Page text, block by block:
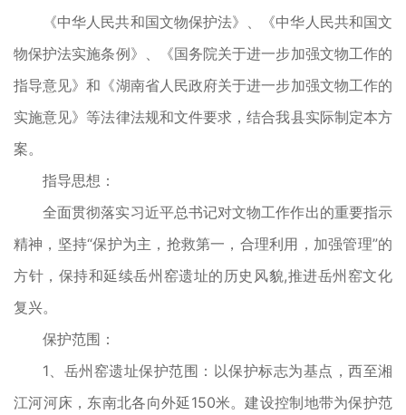
《中华人民共和国文物保护法》、《中华人民共和国文
物保护法实施条例》、《国务院关于进一步加强文物工作的
指导意见》和《湖南省人民政府关于进一步加强文物工作的
实施意见》等法律法规和文件要求，结合我县实际制定本方
案。
指导思想：
全面贯彻落实习近平总书记对文物工作作出的重要指示
精神，坚持“保护为主，抢救第一，合理利用，加强管理”的
方针，保持和延续岳州窑遗址的历史风貌,推进岳州窑文化
复兴。
保护范围：
1、岳州窑遗址保护范围：以保护标志为基点，西至湘
江河河床，东南北各向外延150米。建设控制地带为保护范